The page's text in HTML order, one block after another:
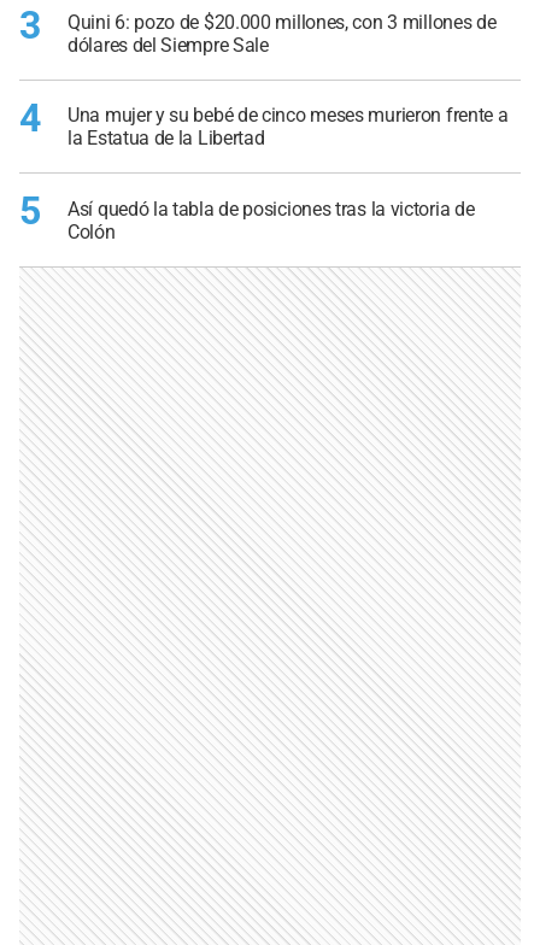
3
Quini 6: pozo de $20.000 millones, con 3 millones de
dólares del Siempre Sale
4
Una mujer y su bebé de cinco meses murieron frente a
la Estatua de la Libertad
5
Así quedó la tabla de posiciones tras la victoria de
Colón